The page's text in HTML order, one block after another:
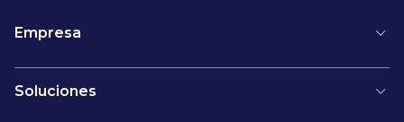
Empresa
Soluciones